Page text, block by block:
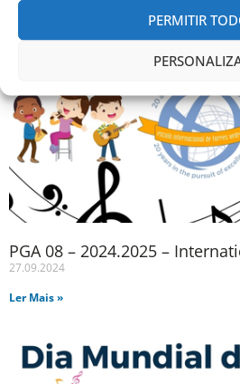
PERMITIR
PGA 08 – 2024.2025 –
27.09.2024
Ler Mais »